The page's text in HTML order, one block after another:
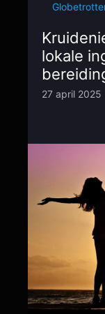
lokale
27 april 2025